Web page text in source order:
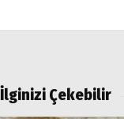
Çekebilir